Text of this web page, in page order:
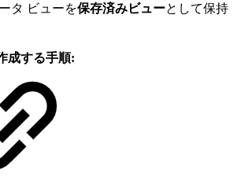
タ ビューを保存済みビューとして保持
成する手順: